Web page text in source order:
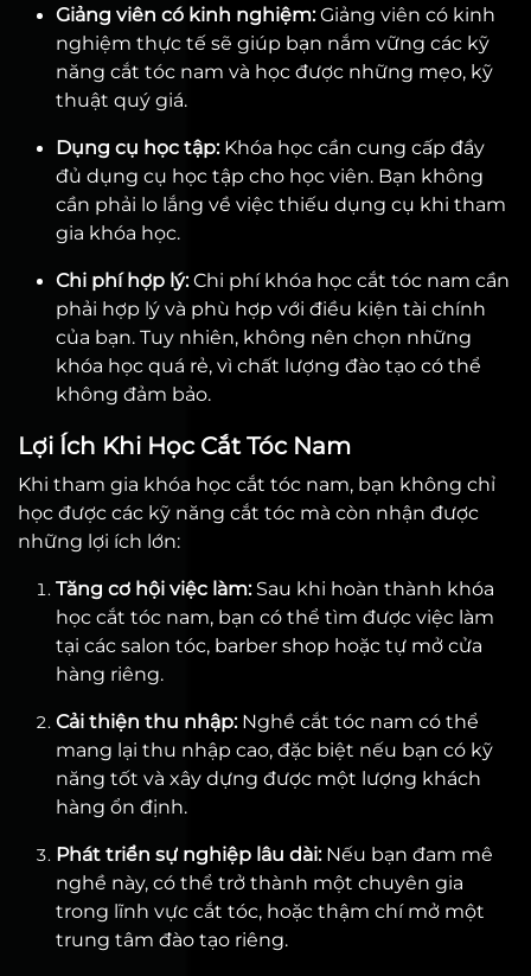
Giảng viên có kinh nghiệm:Giảng viên có kinh
nghiệm thực tế sẽ giúp bạn nắm vững các kỹ
năng cắt tóc nam và học được những mẹo, kỹ
thuật quý giá.
Dụng cụ học tập:Khóa học cần cung cấp đầy
đủ dụng cụ học tập cho học viên. Bạn không
cần phải lo lắng về việc thiếu dụng cụ khi tham
gia khóa học.
Chi phí hợp lý:Chi phí khóa học cắt tóc nam cần
phải hợp lý và phù hợp với điều kiện tài chính
của bạn. Tuy nhiên, không nên chọn những
khóa học quá rẻ, vì chất lượng đào tạo có thể
không đảm bảo.
Lợi Ích Khi Học Cắt Tóc Nam
Khi tham gia khóa học cắt tóc nam, bạn không chỉ
học được các kỹ năng cắt tóc mà còn nhận được
những lợi ích lớn:
Tăng cơ hội việc làm:Sau khi hoàn thành khóa
học cắt tóc nam, bạn có thể tìm được việc làm
tại các salon tóc, barber shop hoặc tự mở cửa
hàng riêng.
Cải thiện thu nhập:Nghề cắt tóc nam có thể
mang lại thu nhập cao, đặc biệt nếu bạn có kỹ
năng tốt và xây dựng được một lượng khách
hàng ổn định.
Phát triển sự nghiệp lâu dài:Nếu bạn đam mê
nghề này, có thể trở thành một chuyên gia
trong lĩnh vực cắt tóc, hoặc thậm chí mở một
trung tâm đào tạo riêng.